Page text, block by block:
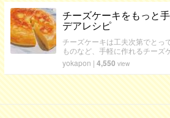
チーズケーキをもっと
デアレシピ
チーズケーキは工夫次第でとっ
ものなど、手軽に作れるチーズ
yokapon | 4,550 view